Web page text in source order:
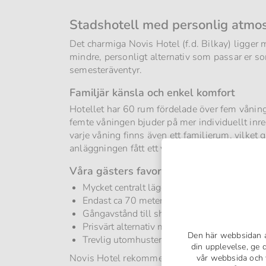
Stadshotell med personlig
Det charmiga Novis Hotel (f.d. Bilkay) ligger
mindre, personligt alternativ som passar er
semesteräventyr.
Familjär känsla och enkel komfort
Hotellet har 60 rum fördelade över fem
femte våningen bjuder på mer individuellt
varje våning finns även ett familjerum, vilket
anläggningen fått ett välkommet lyft
Våra gästers favoriter:
Mycket centralt läge i Alanya
Endast ca 70 meter till Kleopatrastranden
Gångavstånd till shopping, restauranger
Prisvärt alternativ med enkel standard
Trevlig utomhusterrass och bar
Novis Hotel rekommenderas till vuxna och
Den här webbsidan
din upplevelse, ge
vår webbsida